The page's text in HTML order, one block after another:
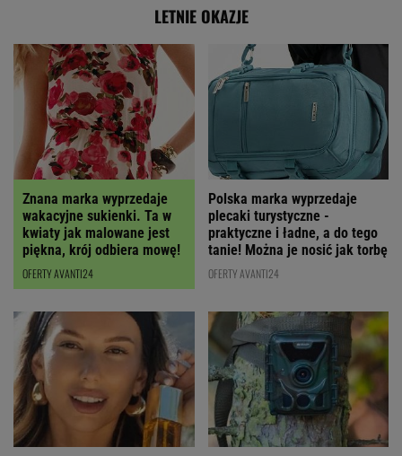
LETNIE OKAZJE
Znana marka wyprzedaje
wakacyjne sukienki. Ta w
kwiaty jak malowane jest
piękna, krój odbiera mowę!
OFERTY AVANTI24
Polska marka wyprzedaje
plecaki turystyczne -
praktyczne i ładne, a do tego
tanie! Można je nosić jak torbę
OFERTY AVANTI24